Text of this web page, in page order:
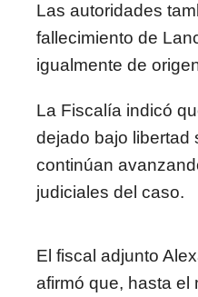
Las autoridades
fallecimiento de
igualmente de
La Fiscalía indicó
dejado bajo libertad
continúan
judiciales del caso.
El fiscal adjunto
afirmó que, hasta el